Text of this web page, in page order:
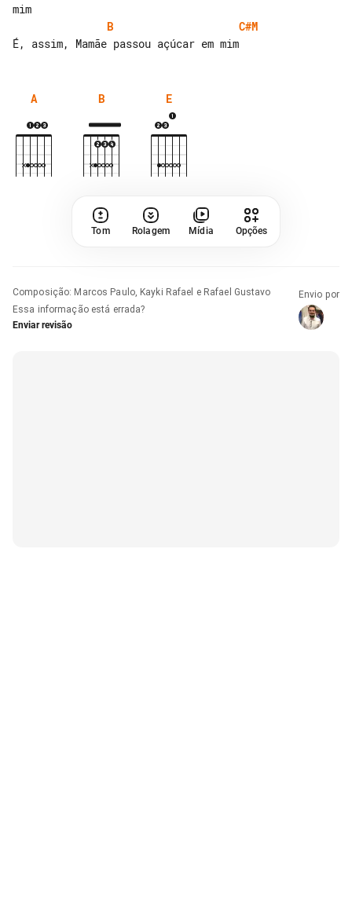
B
C#M
A B E
Tom Rolagem Mídia Opções
Composição: Marcos Paulo, Kayki Rafael e Rafael Gustavo
Essa informação está errada?
Enviar revisão
Envio por